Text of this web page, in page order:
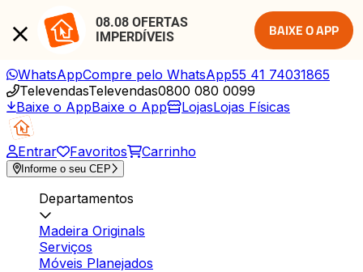
08.08 OFERTAS
IMPERDÍVEIS
BAIXE O APP
WhatsAppCompre pelo WhatsApp55 41 74031865
TelevendasTelevendas0800 080 0099
Baixe o AppBaixe o App LojasLojas Físicas
Entrar Favoritos Carrinho
Informe o seu CEP
Departamentos
Madeira Originals
Serviços
Móveis Planejados